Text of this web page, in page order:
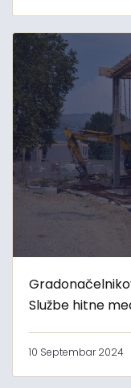
Službe hitne
10 Septembar 2024